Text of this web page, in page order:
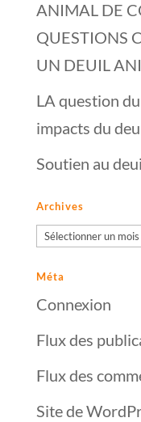
ANIMAL DE
QUESTIONS
UN DEUIL
LA question
impacts du
Soutien au
Archives
Archives
Méta
Connexion
Flux des
Flux des
Site de